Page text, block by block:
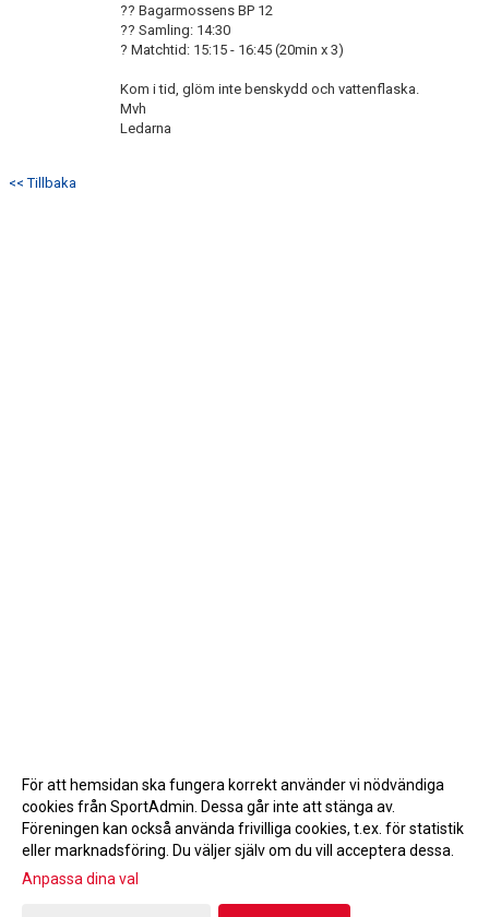
?? Bagarmossens BP 12
?? Samling: 14:30
? Matchtid: 15:15 - 16:45 (20min x 3)
Kom i tid, glöm inte benskydd och vattenflaska.
Mvh
Ledarna
<< Tillbaka
Gå till Webbversion
För att hemsidan ska fungera korrekt använder vi nödvändiga
cookies från SportAdmin. Dessa går inte att stänga av.
Föreningen kan också använda frivilliga cookies, t.ex. för statistik
eller marknadsföring. Du väljer själv om du vill acceptera dessa.
Anpassa dina val